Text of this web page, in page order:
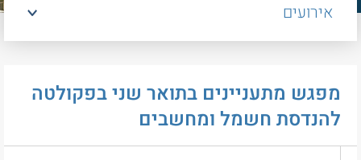
אירועים
מפגש מתעניינים בתואר שני בפקולטה
להנדסת חשמל ומחשבים